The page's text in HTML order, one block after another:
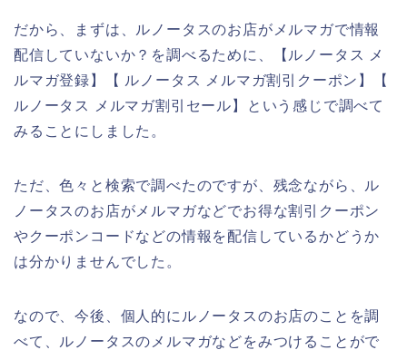
だから、まずは、ルノータスのお店がメルマガで情報
配信していないか？を調べるために、【ルノータス メ
ルマガ登録】【 ルノータス メルマガ割引クーポン】【
ルノータス メルマガ割引セール】という感じで調べて
みることにしました。
ただ、色々と検索で調べたのですが、残念ながら、ル
ノータスのお店がメルマガなどでお得な割引クーポン
やクーポンコードなどの情報を配信しているかどうか
は分かりませんでした。
なので、今後、個人的にルノータスのお店のことを調
べて、ルノータスのメルマガなどをみつけることがで